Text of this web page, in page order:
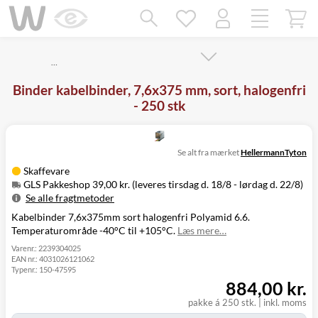
…
Binder kabelbinder, 7,6x375 mm, sort, halogenfri
- 250 stk
Skaffevare
GLS Pakkeshop 39,00 kr. (leveres tirsdag d. 18/8 - lørdag d. 22/8)
Se alle fragtmetoder
Metode
Pris
Leveres
Tirsdag d. 18/8
GLS
GLS Erhverv 49,00 kr.
Tirsdag d. 18/8
-
Se alt fra mærketHellermannTyton
Kabelbinder 7,6x375mm sort halogenfri Polyamid 6.6.
Temperaturområde -40°C til +105°C. Læs mere…
Varenr.: 2239304025
EAN nr.: 4031026121062
Typenr.: 150-47595
pakke á 250 stk. inkl. moms
884,00 kr.
Mangler chatten?
Ret samtykke!